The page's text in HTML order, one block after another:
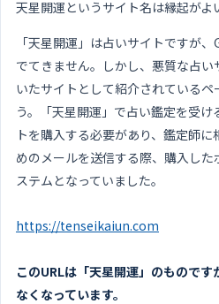
天星開運というサイト名は縁起がよ
「天星開運」は占いサイトですが
でてきません。しかし、悪質な占い
いたサイトとして紹介されている
う。「天星開運」で占い鑑定を受
トを購入する必要があり、鑑定師
めのメールを送信する際、購入し
ステムとなっていました。
https://tenseikaiun.com
このURLは「天星開運」のものです
なくなっています。